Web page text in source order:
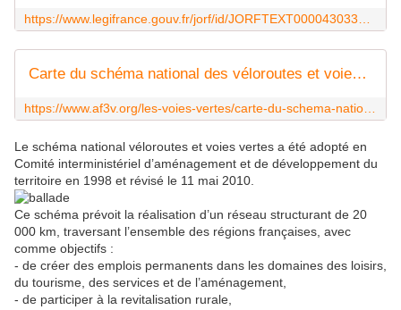
Carte du schéma national des véloroutes et voies vertes
Le schéma national véloroutes et voies vertes a été adopté en
Comité interministériel d’aménagement et de développement du
territoire en 1998 et révisé le 11 mai 2010.
Ce schéma prévoit la réalisation d’un réseau structurant de 20
000 km, traversant l’ensemble des régions françaises, avec
comme objectifs :
- de créer des emplois permanents dans les domaines des loisirs,
du tourisme, des services et de l’aménagement,
- de participer à la revitalisation rurale,